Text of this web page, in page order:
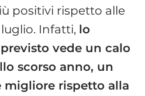
positivi rispetto alle
Infatti, lo
vede un calo
scorso anno, un
migliore rispetto alla